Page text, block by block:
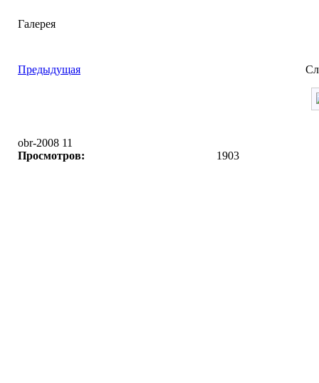
Галерея
Предыдущая
obr-2008 11
Просмотров:
1903